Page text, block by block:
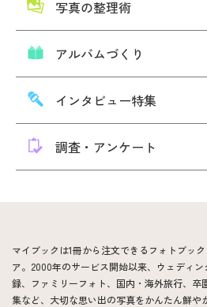
写真の整理術
アルバムづくり
インタビュー特集
調査・アンケート
マイブックは1冊から注文できるフォトブッ
ア。2000年のサービス開始以来、ウェディ
録、ファミリーフォト、国内・海外旅行、卒
集など、大切な思い出の写真をかんたん鮮や